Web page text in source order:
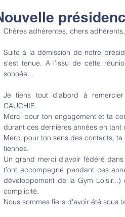
Chères adhérentes, chers adhérents,
Suite à la démission de notre
s’est tenue. A l’issu de cette
sonnée...
Je tiens tout d’abord à
CAUCHIE.
Merci pour ton engagement et ta
durant ces dernières années en
Merci pour ton sens des contacts,
tiennes.
Un grand merci d'avoir fédéré
t’ont accompagné pendant ces
développement de la Gym
complicité.
Nous sommes fiers d'avoir été sous